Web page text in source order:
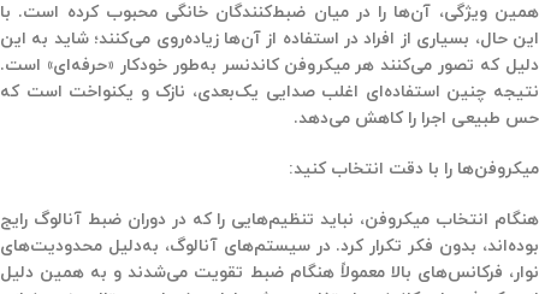
همین ویژگی، آن‌ها را در میان ضبط‌کنندگان خانگی محبوب کرده است. با
این حال، بسیاری از افراد در استفاده از آن‌ها زیاده‌روی می‌کنند؛ شاید به این
دلیل که تصور می‌کنند هر میکروفن کاندنسر به‌طور خودکار «حرفه‌ای» است.
نتیجه چنین استفاده‌ای اغلب صدایی یک‌بعدی، نازک و یکنواخت است که
حس طبیعی اجرا را کاهش می‌دهد.
میکروفن‌ها را با دقت انتخاب کنید:
هنگام انتخاب میکروفن، نباید تنظیم‌هایی را که در دوران ضبط آنالوگ رایج
بوده‌اند، بدون فکر تکرار کرد. در سیستم‌های آنالوگ، به‌دلیل محدودیت‌های
نوار، فرکانس‌های بالا معمولاً هنگام ضبط تقویت می‌شدند و به همین دلیل